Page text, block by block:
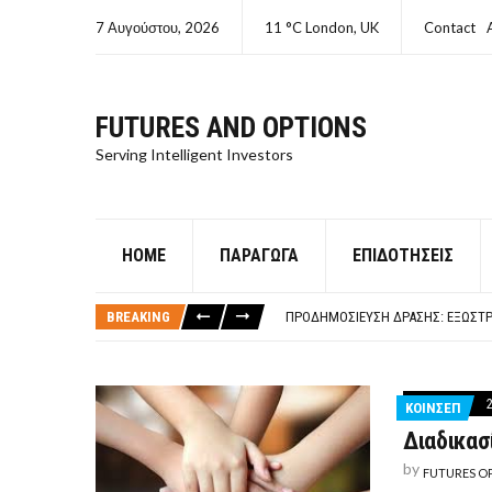
7 Αυγούστου, 2026 11 °C London, UK Contact
FUTURES AND OPTIONS
Serving Intelligent Investors
HOME ΠΑΡΆΓΩΓΑ ΕΠΙΔΟΤΉΣΕΙΣ
BREAKING
ΠΡΟΔΗΜΟΣΊΕΥΣΗ ΔΡΆΣΗΣ:
ΤΙ ΕΊΝΑΙ ΧΡΉΜΑ ΚΕΦΑΛΑΙΟ 8Ο
ΤΑΜΕΊΟ ΜΙΚΡΟΠΙΣΤΏΣΕΩΝ ΣΥΧΝΈΣ
ΚΟΙΝΣΕΠ
by FUTURES